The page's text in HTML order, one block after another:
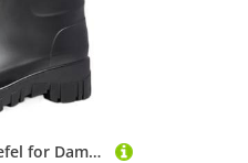
Einfache Regenstiefel for Damen, Herbst und Winter, for Erwachsene, Bequeme, rutschfeste Gummischuhe mit Dicker Sohle Für Industrie Handwerk(Black-Girded,38)